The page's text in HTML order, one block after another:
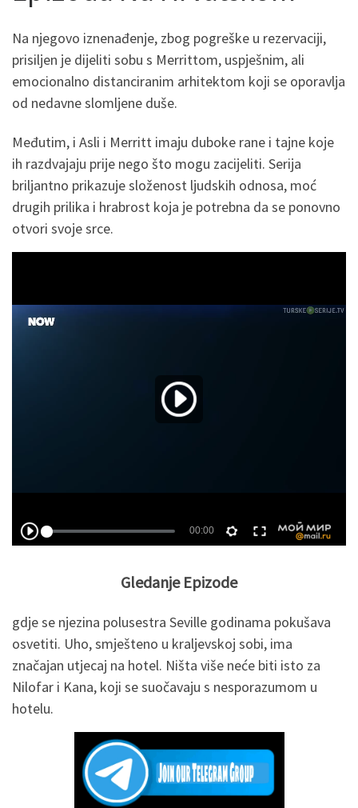
Na njegovo iznenađenje, zbog pogreške u rezervaciji,
prisiljen je dijeliti sobu s Merrittom, uspješnim, ali
emocionalno distanciranim arhitektom koji se oporavlja
od nedavne slomljene duše.
Međutim, i Asli i Merritt imaju duboke rane i tajne koje
ih razdvajaju prije nego što mogu zacijeliti. Serija
briljantno prikazuje složenost ljudskih odnosa, moć
drugih prilika i hrabrost koja je potrebna da se ponovno
otvori svoje srce.
Gledanje Epizode
gdje se njezina polusestra Seville godinama pokušava
osvetiti. Uho, smješteno u kraljevskoj sobi, ima
značajan utjecaj na hotel. Ništa više neće biti isto za
Nilofar i Kana, koji se suočavaju s nesporazumom u
hotelu.